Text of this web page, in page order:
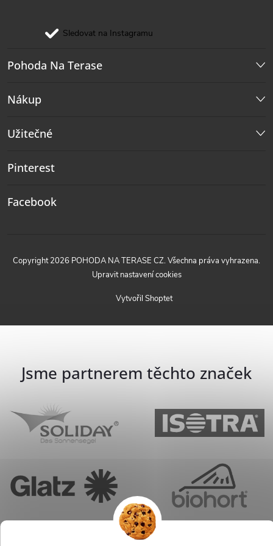
Sledovat na Instagramu
Pohoda Na Terase
Nákup
Užitečné
Pinterest
Facebook
Vytvořil Shoptet
Copyright 2026 POHODA NA TERASE CZ. Všechna práva vyhrazena.
Upravit nastavení cookies
Jsme partnerem těchto značek